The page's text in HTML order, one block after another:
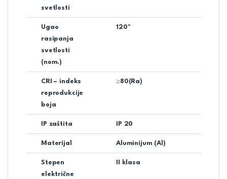
svetlosti
Ugao
rasipanja
svetlosti
(nom.)
120º
CRI – indeks
reprodukcije
boja
≥80(Ra)
IP zaštita IP 20
Materijal Aluminijum (Al)
Stepen
električne
II klasa